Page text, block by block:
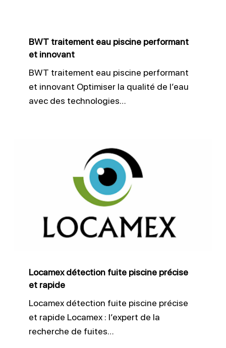
BWT traitement eau piscine performant
et innovant
BWT traitement eau piscine performant
et innovant Optimiser la qualité de l’eau
avec des technologies…
Locamex détection fuite piscine précise
et rapide
Locamex détection fuite piscine précise
et rapide Locamex : l’expert de la
recherche de fuites…